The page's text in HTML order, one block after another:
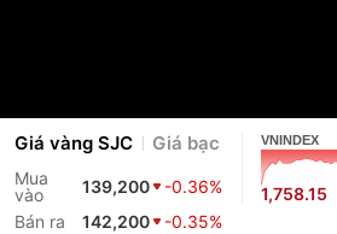
Giá vàng SJC Giá bạc
Mua
vào
139,200
-0.36%
Bán ra
142,200 -0.35%
VNINDEX
1,758.15